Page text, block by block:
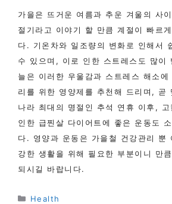
가을은 뜨거운 여름과 추운 겨울의 사
절기라고 이야기 할 만큼 계절이 빠르
다. 기온차와 일조량의 변화로 인해서
수 있으며, 이로 인한 스트레스도 많이
늘은 이러한 우울감과 스트레스 해소
리를 위한 영양제를 추천해 드리며, 곧
나라 최대의 명절인 추석 연휴 이후, 고
인한 급찐살 다이어트에 좋은 운동도
다. 영양과 운동은 가을철 건강관리 뿐
강한 생활을 위해 필요한 부분이니 만
되시길 바랍니다.
카
Health